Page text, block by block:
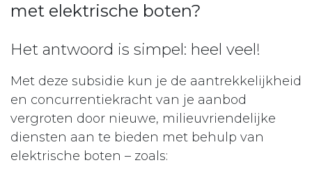
met elektrische boten?
Het antwoord is simpel: heel veel!
Met deze subsidie kun je de aantrekkelijkheid
en concurrentiekracht van je aanbod
vergroten door nieuwe, milieuvriendelijke
diensten aan te bieden met behulp van
elektrische boten – zoals: